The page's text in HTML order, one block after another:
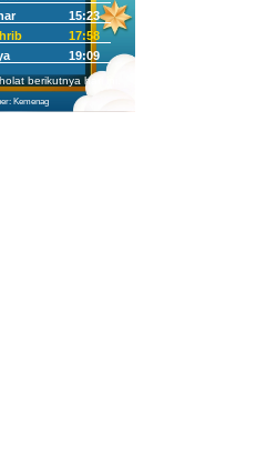
15:23
17:58
19:09
berikutnya hari ini.
Kemenag